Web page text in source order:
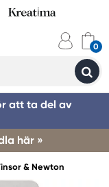
att ta del av
här »
& Newton